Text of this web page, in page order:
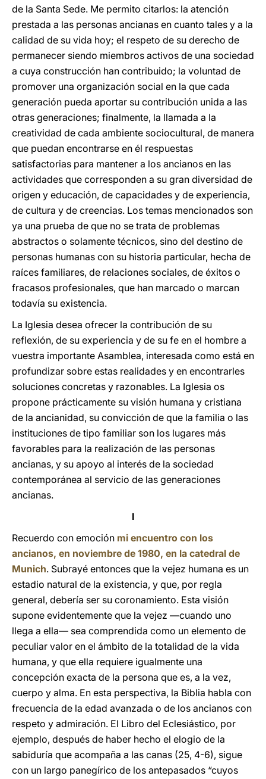
de la Santa Sede. Me permito citarlos: la atención
prestada a las personas ancianas en cuanto tales y a la
calidad de su vida hoy; el respeto de su derecho de
permanecer siendo miembros activos de una sociedad
a cuya construcción han contribuido; la voluntad de
promover una organización social en la que cada
generación pueda aportar su contribución unida a las
otras generaciones; finalmente, la llamada a la
creatividad de cada ambiente sociocultural, de manera
que puedan encontrarse en él respuestas
satisfactorias para mantener a los ancianos en las
actividades que corresponden a su gran diversidad de
origen y educación, de capacidades y de experiencia,
de cultura y de creencias. Los temas mencionados son
ya una prueba de que no se trata de problemas
abstractos o solamente técnicos, sino del destino de
personas humanas con su historia particular, hecha de
raíces familiares, de relaciones sociales, de éxitos o
fracasos profesionales, que han marcado o marcan
todavía su existencia.
La Iglesia desea ofrecer la contribución de su
reflexión, de su experiencia y de su fe en el hombre a
vuestra importante Asamblea, interesada como está en
profundizar sobre estas realidades y en encontrarles
soluciones concretas y razonables. La Iglesia os
propone prácticamente su visión humana y cristiana
de la ancianidad, su convicción de que la familia o las
instituciones de tipo familiar son los lugares más
favorables para la realización de las personas
ancianas, y su apoyo al interés de la sociedad
contemporánea al servicio de las generaciones
ancianas.
I
Recuerdo con emoción mi encuentro con los
ancianos, en noviembre de 1980, en la catedral de
Munich. Subrayé entonces que la vejez humana es un
estadio natural de la existencia, y que, por regla
general, debería ser su coronamiento. Esta visión
supone evidentemente que la vejez —cuando uno
llega a ella— sea comprendida como un elemento de
peculiar valor en el ámbito de la totalidad de la vida
humana, y que ella requiere igualmente una
concepción exacta de la persona que es, a la vez,
cuerpo y alma. En esta perspectiva, la Biblia habla con
frecuencia de la edad avanzada o de los ancianos con
respeto y admiración. El Libro del Eclesiástico, por
ejemplo, después de haber hecho el elogio de la
sabiduría que acompaña a las canas (25, 4-6), sigue
con un largo panegírico de los antepasados “cuyos